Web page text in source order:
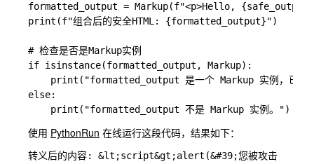
formatted_output = Markup(f"<p>Hello,
print(f"组合后的安全HTML: {formatted_output}")
# 检查是否是Markup实例
if isinstance(formatted_output, Markup):
print("formatted_output 是一个 Markup 实例，已被
else:
使用 PythonRun 在线运行这段代码，结果如下：
转义后的内容: &lt;script&gt;alert(&#39;您被攻击